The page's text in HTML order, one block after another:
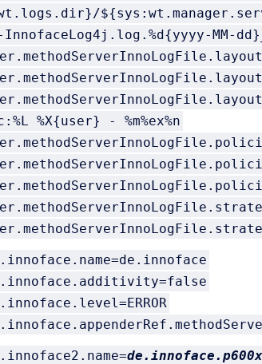
MM-
%X{user} - %m%ex%n